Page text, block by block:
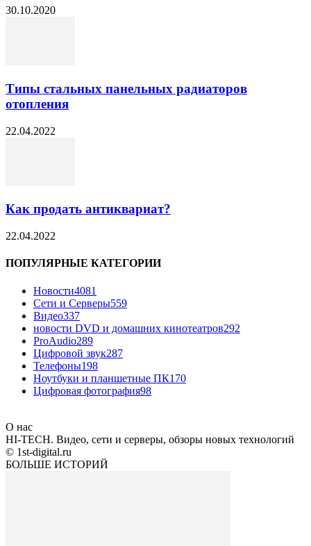
30.10.2020
Типы стальных панельных радиаторов
отопления
22.04.2022
Как продать антиквариат?
22.04.2022
ПОПУЛЯРНЫЕ КАТЕГОРИИ
Новости4081
Сети и Серверы559
Видео337
новости DVD и домашних кинотеатров292
ProAudio289
Цифровой звук287
Телефоны198
Ноутбуки и планшетные ПК170
Цифровая фотография98
О нас
HI-TECH. Видео, сети и серверы, обзоры новых технологий
© 1st-digital.ru
БОЛЬШЕ ИСТОРИЙ